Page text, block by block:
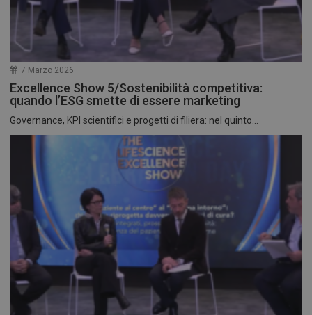
7 Marzo 2026
Excellence Show 5/Sostenibilità competitiva:
quando l’ESG smette di essere marketing
Governance, KPI scientifici e progetti di filiera: nel quinto...